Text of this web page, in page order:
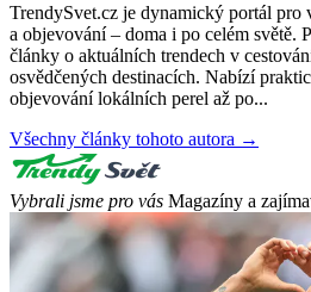
TrendySvet.cz je dynamický portál pro
a objevování – doma i po celém světě.
články o aktuálních trendech v
osvědčených destinacích. Nabízí
objevování lokálních perel až po...
Všechny články tohoto autora →
Vybrali jsme pro vás Magazíny a